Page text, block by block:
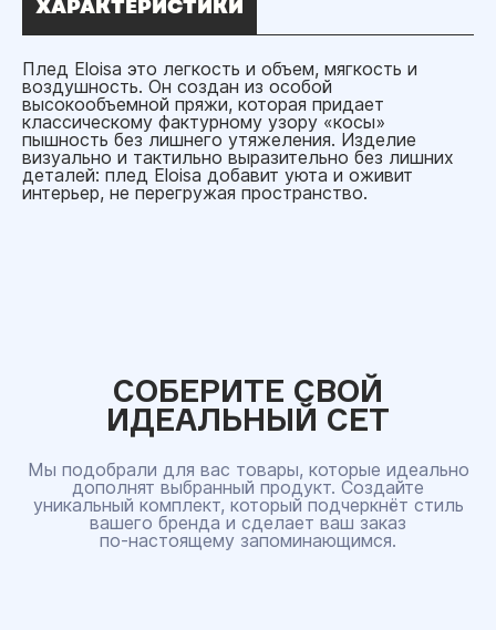
ХАРАКТЕРИСТИКИ
Плед Eloisa это легкость и объем, мягкость и
воздушность. Он создан из особой
высокообъемной пряжи, которая придает
классическому фактурному узору «косы»
пышность без лишнего утяжеления. Изделие
визуально и тактильно выразительно без лишних
деталей: плед Eloisa добавит уюта и оживит
интерьер, не перегружая пространство.
СОБЕРИТЕ СВОЙ
ИДЕАЛЬНЫЙ СЕТ
Мы подобрали для вас товары, которые идеально
дополнят выбранный продукт. Создайте
уникальный комплект, который подчеркнёт стиль
вашего бренда и сделает ваш заказ
по‑настоящему запоминающимся.